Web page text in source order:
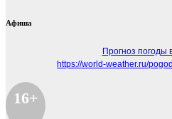
Афиша
Прогноз погоды
https://world-weather.ru/
16+